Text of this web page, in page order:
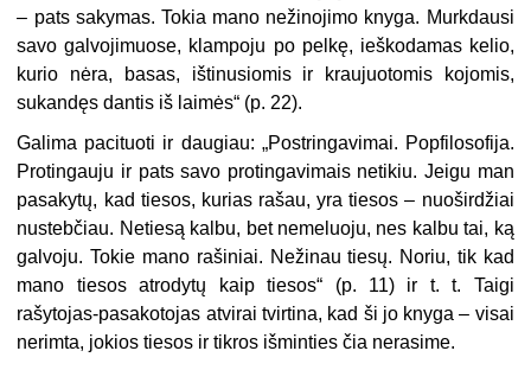
– pats sakymas. Tokia mano nežinojimo knyga. Murkdausi
savo galvojimuose, klampoju po pelkę, ieškodamas kelio,
kurio nėra, basas, ištinusiomis ir kraujuotomis kojomis,
sukandęs dantis iš laimės“ (p. 22).
Galima pacituoti ir daugiau: „Postringavimai. Popfilosofija.
Protingauju ir pats savo protingavimais netikiu. Jeigu man
pasakytų, kad tiesos, kurias rašau, yra tiesos – nuoširdžiai
nustebčiau. Netiesą kalbu, bet nemeluoju, nes kalbu tai, ką
galvoju. Tokie mano rašiniai. Nežinau tiesų. Noriu, tik kad
mano tiesos atrodytų kaip tiesos“ (p. 11) ir t. t. Taigi
rašytojas-pasakotojas atvirai tvirtina, kad ši jo knyga – visai
nerimta, jokios tiesos ir tikros išminties čia nerasime.